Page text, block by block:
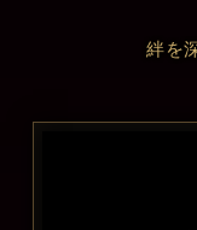
絆を